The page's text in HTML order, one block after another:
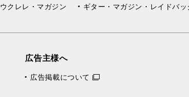
ウクレレ・マガジン ギター・マガジン・レイドバッ
広告主様へ
広告掲載について